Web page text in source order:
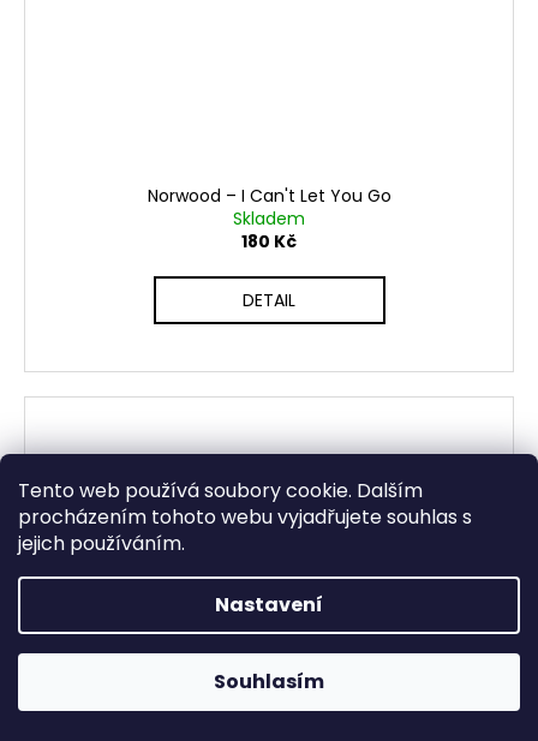
Tento web používá soubory cookie. Dalším
procházením tohoto webu vyjadřujete souhlas s
jejich používáním.
Nastavení
Souhlasím
Otevřeno Út - Pá 13:00 - 19:00, So - 10:00 - 16:00 Lužická
Norwood ‎– I Can't Let You Go
Skladem
180 Kč
DETAIL